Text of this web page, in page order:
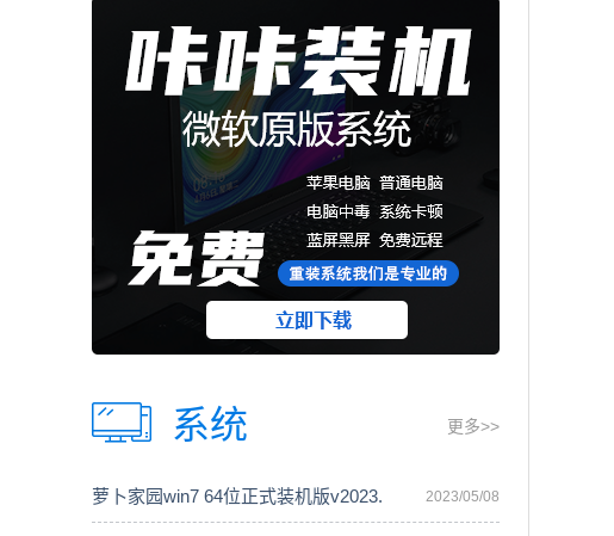
系统 更多>>
萝卜家园win7 64位正式装机版v2023. 2023/05/08